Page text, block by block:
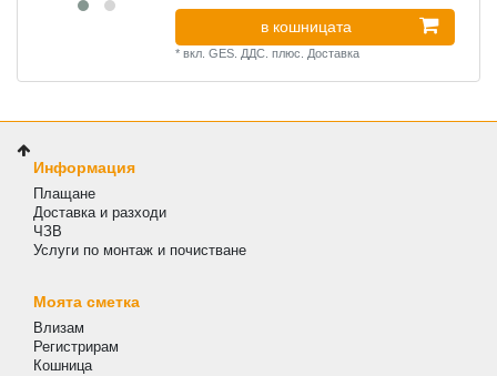
в кошницата
*вкл. GES. ДДС. плюс. Доставка
Информация
Плащане
Доставка и разходи
ЧЗВ
Услуги по монтаж и почистване
Моята сметка
Влизам
Регистрирам
Кошница